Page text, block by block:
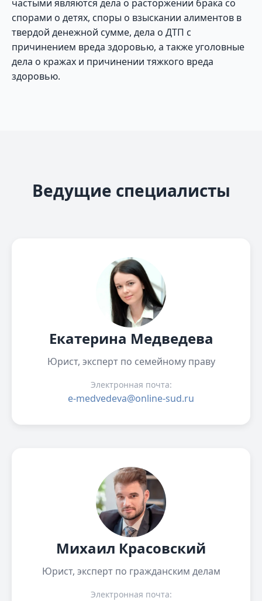
частыми являются дела о расторжении брака со
спорами о детях, споры о взыскании алиментов в
твердой денежной сумме, дела о ДТП с
причинением вреда здоровью, а также уголовные
дела о кражах и причинении тяжкого вреда
здоровью.
Ведущие специалисты
Екатерина Медведева
Юрист, эксперт по семейному праву
Электронная почта:
e-medvedeva@online-sud.ru
Михаил Красовский
Юрист, эксперт по гражданским делам
Электронная почта: